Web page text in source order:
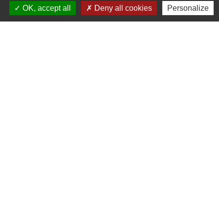
Horaires d'ouverture de la Mairie :
OK, accept all
Deny all cookies Personalize